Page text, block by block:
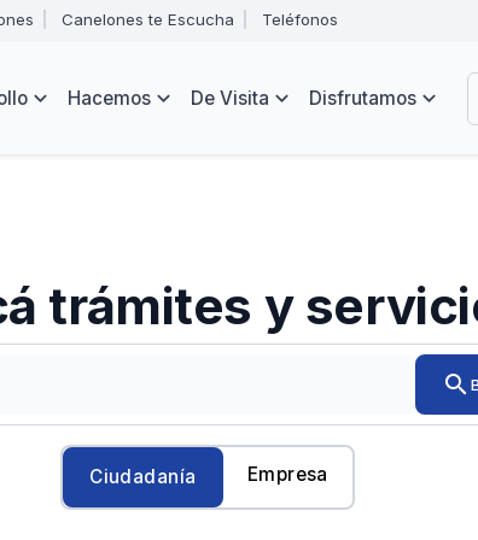
de
Abrir
menú
navegación
Canelones te Escucha Teléfonos
Hacemos De Visita Disfrutamos
trámites y
o
servicio
quieras
search
Ciudadanía Empresa